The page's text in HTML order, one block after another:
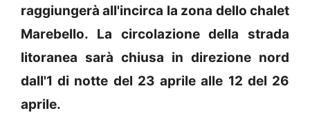
raggiungerà all'incirca la zona dello chalet
Marebello. La circolazione della strada
litoranea sarà chiusa in direzione nord
dall'1 di notte del 23 aprile alle 12 del 26
aprile.